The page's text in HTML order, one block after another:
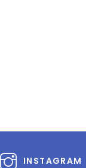
INSTAGRAM